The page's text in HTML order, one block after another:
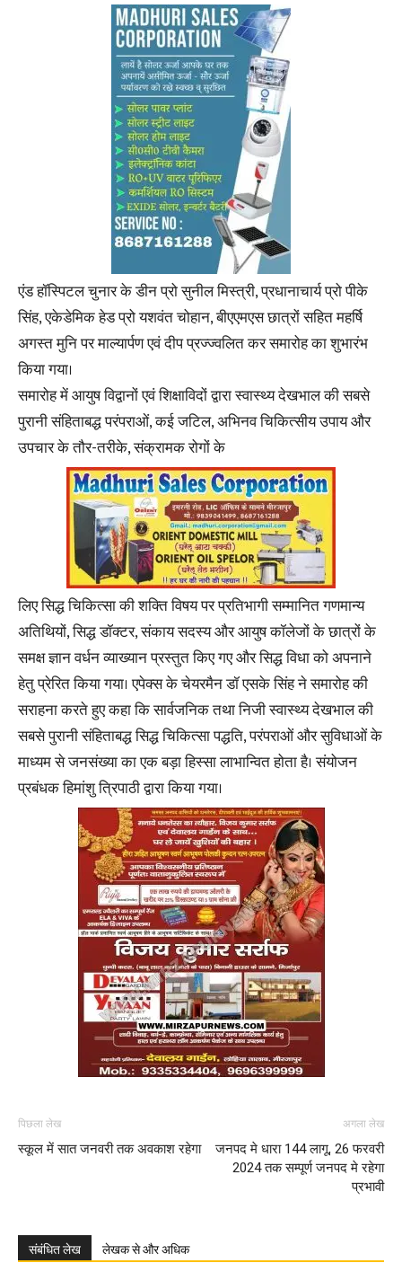
एंड हॉस्पिटल चुनार के डीन प्रो सुनील मिस्त्री, प्रधानाचार्य प्रो पीके
सिंह, एकेडेमिक हेड प्रो यशवंत चोहान, बीएएमएस छात्रों सहित महर्षि
अगस्त मुनि पर माल्यार्पण एवं दीप प्रज्ज्वलित कर समारोह का शुभारंभ
किया गया।
समारोह में आयुष विद्वानों एवं शिक्षाविदों द्वारा स्वास्थ्य देखभाल की सबसे
पुरानी संहिताबद्ध परंपराओं, कई जटिल, अभिनव चिकित्सीय उपाय और
उपचार के तौर-तरीके, संक्रामक रोगों के
लिए सिद्ध चिकित्सा की शक्ति विषय पर प्रतिभागी सम्मानित गणमान्य
अतिथियों, सिद्ध डॉक्टर, संकाय सदस्य और आयुष कॉलेजों के छात्रों के
समक्ष ज्ञान वर्धन व्याख्यान प्रस्तुत किए गए और सिद्ध विधा को अपनाने
हेतु प्रेरित किया गया। एपेक्स के चेयरमैन डॉ एसके सिंह ने समारोह की
सराहना करते हुए कहा कि सार्वजनिक तथा निजी स्वास्थ्य देखभाल की
सबसे पुरानी संहिताबद्ध सिद्ध चिकित्सा पद्धति, परंपराओं और सुविधाओं के
माध्यम से जनसंख्या का एक बड़ा हिस्सा लाभान्वित होता है। संयोजन
प्रबंधक हिमांशु त्रिपाठी द्वारा किया गया।
पिछला लेख
स्कूल में सात जनवरी तक अवकाश रहेगा
अगला लेख
जनपद मे धारा 144 लागू, 26 फरवरी
2024 तक सम्पूर्ण जनपद मे रहेगा
प्रभावी
संबंधित लेख लेखक से और अधिक